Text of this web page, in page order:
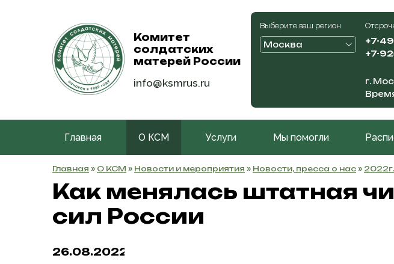
Комитет
солдатских
матерей России
info@ksmrus.ru
Выберите ваш регион
Москва
+7-
+7-
г.
Главная О КСМ Услуги Мы помогли
Главная » О КСМ » Новости и мероприятия » Новости, пресса о нас » 2022г.
Как менялась штатная
сил России
26.08.2022